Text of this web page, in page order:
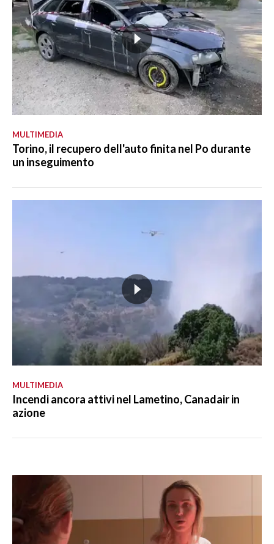
MULTIMEDIA
Torino, il recupero dell'auto finita nel Po durante
un inseguimento
MULTIMEDIA
Incendi ancora attivi nel Lametino, Canadair in
azione